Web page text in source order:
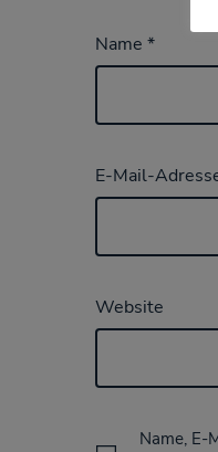
Name *
E-Mail-
Website
Name, E-